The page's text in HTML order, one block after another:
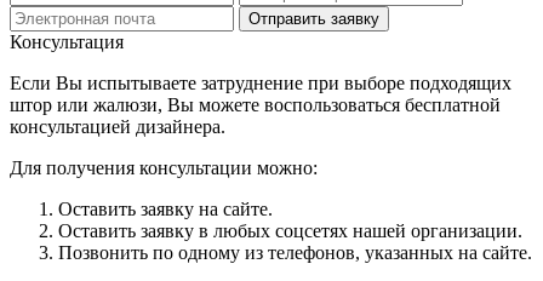
Отправить заявку
Консультация
Если Вы испытываете затруднение при выборе подходящих
штор или жалюзи, Вы можете воспользоваться бесплатной
консультацией дизайнера.
Для получения консультации можно:
Оставить заявку на сайте.
Оставить заявку в любых соцсетях нашей организации.
Позвонить по одному из телефонов, указанных на сайте.